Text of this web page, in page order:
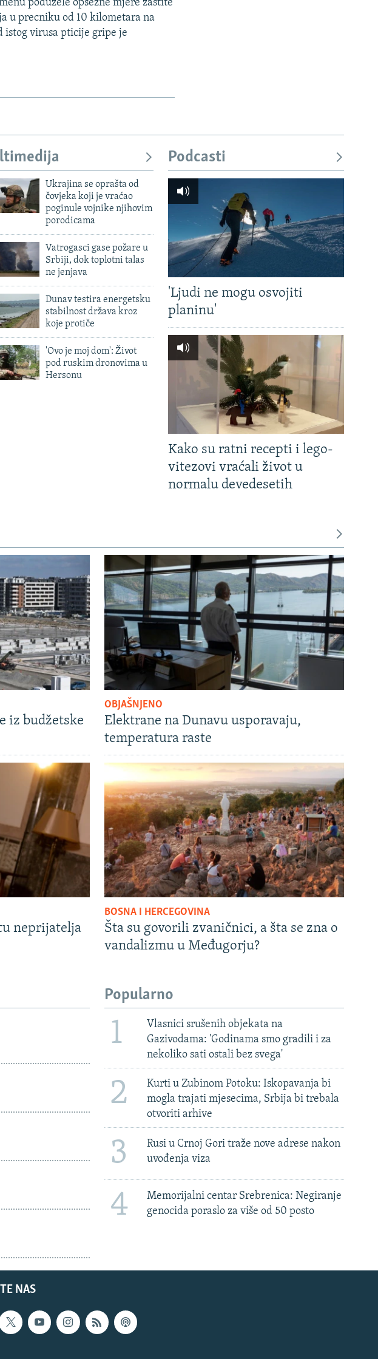
poduzele opsezne mjere zastite
u precniku od 10 kilometara na
istog virusa pticije gripe je
Ukrajina se oprašta od
čovjeka koji je vraćao
poginule vojnike njihovim
porodicama
Vatrogasci gase požare u
Srbiji, dok toplotni talas
ne jenjava
Dunav testira energetsku
stabilnost država kroz
koje protiče
'Ovo je moj dom': Život
pod ruskim dronovima u
Hersonu
Podcasti
'Ljudi ne mogu osvojiti
planinu'
Kako su ratni recepti i lego-
vitezovi vraćali život u
normalu devedesetih
iz budžetske
OBJAŠNJENO
Elektrane na Dunavu usporavaju,
temperatura raste
neprijatelja
BOSNA I HERCEGOVINA
Šta su govorili zvaničnici, a šta se zna o
vandalizmu u Međugorju?
Popularno
1
Vlasnici srušenih objekata na
Gazivodama: 'Godinama smo gradili i za
nekoliko sati ostali bez svega'
2
Kurti u Zubinom Potoku: Iskopavanja bi
mogla trajati mjesecima, Srbija bi trebala
otvoriti arhive
3
Rusi u Crnoj Gori traže nove adrese nakon
uvođenja viza
4
Memorijalni centar Srebrenica: Negiranje
genocida poraslo za više od 50 posto
NAS